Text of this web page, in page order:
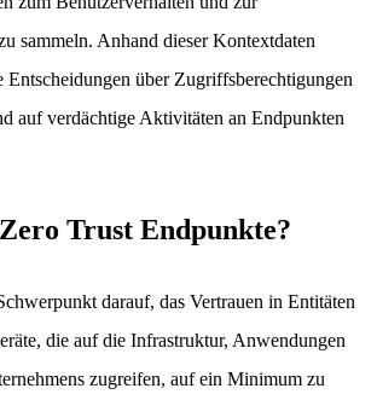
sammeln. Anhand dieser Kontextdaten
Entscheidungen über Zugriffsberechtigungen
auf verdächtige Aktivitäten an Endpunkten
Trust Endpunkte?
darauf, das Vertrauen in Entitäten
die auf die Infrastruktur, Anwendungen
zugreifen, auf ein Minimum zu